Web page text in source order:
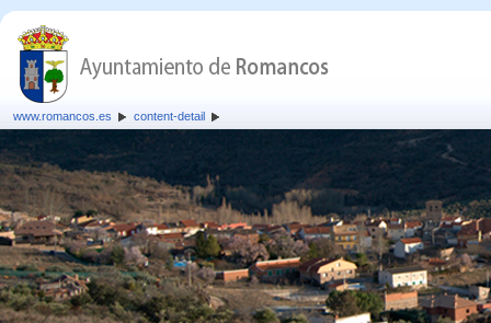
www.romancos.es content-detail